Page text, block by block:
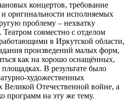
концертов, требование
и оригинальности исполняемых
проблему – нехватку
совместно с отделом
в Иркутской области,
произведений малых форм,
как на хорошо оснащённых,
В результате было
художественных
Отечественной войне, а
программ на эту же тему.